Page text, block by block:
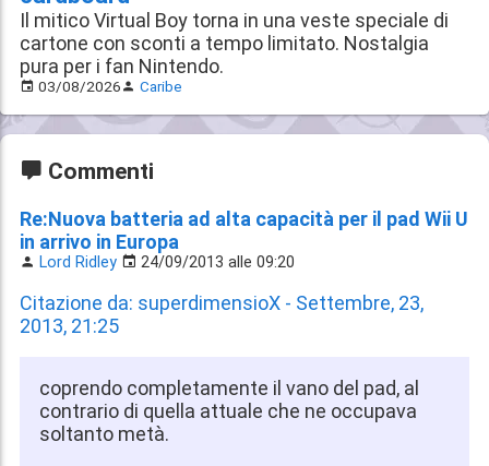
Il mitico Virtual Boy torna in una veste speciale di
cartone con sconti a tempo limitato. Nostalgia
pura per i fan Nintendo.
03/08/2026 Caribe
Commenti
Re:Nuova batteria ad alta capacità per il pad Wii U
in arrivo in Europa
Lord Ridley 24/09/2013 alle 09:20
Citazione da: superdimensioX - Settembre, 23,
2013, 21:25
coprendo completamente il vano del pad, al
contrario di quella attuale che ne occupava
soltanto metà.